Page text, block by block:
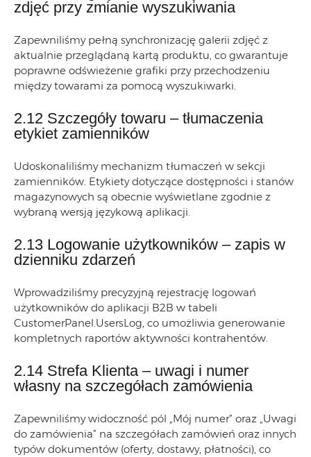
zdjęć przy zmianie wyszukiwania
Zapewniliśmy pełną synchronizację galerii zdjęć z
aktualnie przeglądaną kartą produktu, co gwarantuje
poprawne odświeżenie grafiki przy przechodzeniu
między towarami za pomocą wyszukiwarki.
2.12 Szczegóły towaru – tłumaczenia
etykiet zamienników
Udoskonaliliśmy mechanizm tłumaczeń w sekcji
zamienników. Etykiety dotyczące dostępności i stanów
magazynowych są obecnie wyświetlane zgodnie z
wybraną wersją językową aplikacji.
2.13 Logowanie użytkowników – zapis w
dzienniku zdarzeń
Wprowadziliśmy precyzyjną rejestrację logowań
użytkowników do aplikacji B2B w tabeli
CustomerPanel.UsersLog, co umożliwia generowanie
kompletnych raportów aktywności kontrahentów.
2.14 Strefa Klienta – uwagi i numer
własny na szczegółach zamówienia
Zapewniliśmy widoczność pól „Mój numer” oraz „Uwagi
do zamówienia” na szczegółach zamówień oraz innych
typów dokumentów (oferty, dostawy, płatności), co